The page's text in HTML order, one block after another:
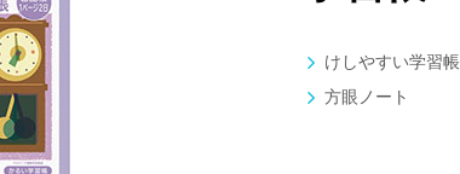
デジタルカメラ関連
学校ソリューション
総務＋クリエイティブ
沿革
採用情報
けしやすい学習帳
方眼ノート